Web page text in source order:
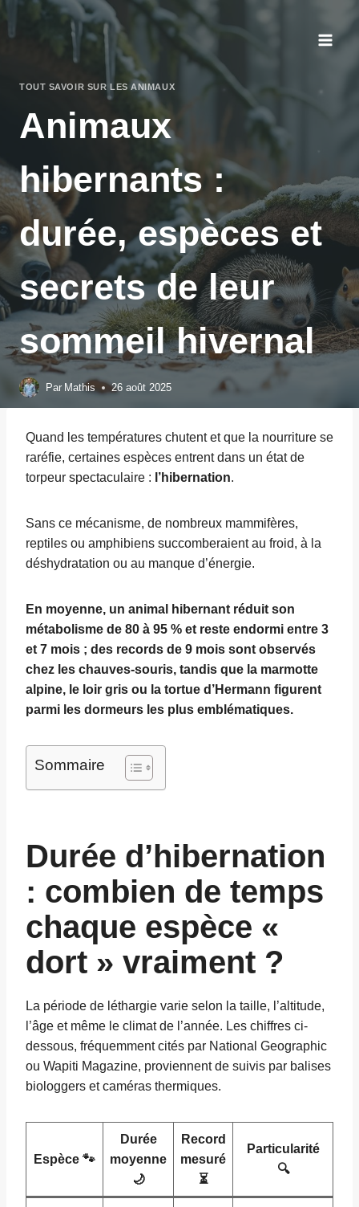
TOUT SAVOIR SUR LES ANIMAUX
Animaux
hibernants :
durée, espèces et
secrets de leur
sommeil hivernal
Par Mathis 26 août 2025
Quand les températures chutent et que la nourriture se
raréfie, certaines espèces entrent dans un état de
torpeur spectaculaire : l’hibernation.
Sans ce mécanisme, de nombreux mammifères,
reptiles ou amphibiens succomberaient au froid, à la
déshydratation ou au manque d’énergie.
En moyenne, un animal hibernant réduit son
métabolisme de 80 à 95 % et reste endormi entre 3
et 7 mois ; des records de 9 mois sont observés
chez les chauves-souris, tandis que la marmotte
alpine, le loir gris ou la tortue d’Hermann figurent
parmi les dormeurs les plus emblématiques.
Sommaire
Durée d’hibernation
: combien de temps
chaque espèce «
dort » vraiment ?
La période de léthargie varie selon la taille, l’altitude,
l’âge et même le climat de l’année. Les chiffres ci-
dessous, fréquemment cités par National Geographic
ou Wapiti Magazine, proviennent de suivis par balises
biologgers et caméras thermiques.
Espèce 🐾
Durée
moyenne
🌙
Record
mesuré
⏳
Particularité
🔍